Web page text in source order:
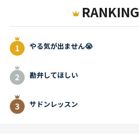
RANKING
やる気が出ません😭
勘弁してほしい
サドンレッスン